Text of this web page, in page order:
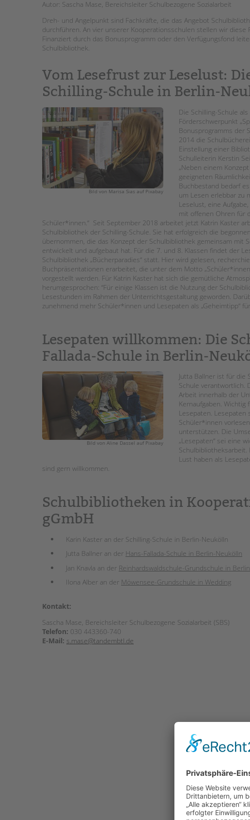
STADTTEILARBEIT
Autor: Sascha Mase, Bereichsleiter Schulbezogene Sozialarbeit
Dreh- und Angelpunkt sind Fachkräfte, die das Angebot
durchführen. An vier unserer Kooperationsschulen stellen wir diese
Finanziert durch das Bonusprogramm oder den Verfügungsfond
Schulbibliothek.
Vom Lesefrust zur Leselust:
Schilling-Schule in Berlin-
Bild von Marisa Sias auf Pixabay
Die Schilling-Schule
Förderschwerpunkt
Bonusprogramms der
2014 die
Einstellung einer
Schulleiterin Kerstin
„Neben einem
geeigneten
Buchbestand bedarf
um Lesen erlebbar zu
Leselust, eine
mit offenen Ohren für
Schüler*innen.“ Seit September 2018 arbeitet jetzt Katrin Kaster
Schulbibliothek der Schilling-Schule. Sie hat erfolgreich die
übernommen, die das Konzept der Schulbibliothek gemeinsam mit
entwickelt und aufgebaut hat. Für die 7. und 8. Klassen findet der
Schulbibliothek „Bücherparadies“ statt. Hier wird gelesen,
Buchpräsentationen erarbeitet, die unter dem Motto
vorgestellt werden. Für Katrin Kaster hat sich die gemütliche
herumgesprochen: “Für einige Klassen ist die Nutzung der
Lesestunden im Rahmen der Unterrichtsgestaltung geworden.
zunehmend mehr Schüler*innen und Lesepaten als „Geheimtipp“
Lesepaten willkommen: Die
Fallada-Schule in Berlin-
Bild von Aline Dassel auf Pixabay
Jutta Ballner ist für die
Schule verantwortlich.
Arbeit innerhalb der
Kernaufgaben.
Lesepaten. Lesepaten
Schüler*innen
unterstützen. Die
„Lesepaten“ sei eine
Lust haben als
sind gern willkommen.
Schulbibliotheken in
gGmbH
Karin Kaster an der Schilling-Schule in Berlin-Neukölln
Jutta Ballner an der Hans-Fallada-Schule in Berlin-Neukölln
Jan Knavla an der Reinhardswaldschule-Grundschule in
Ilona Alber an der Möwensee-Grundschule in Wedding
Kontakt:
Sascha Mase, Bereichsleiter Schulbezogene Sozialarbeit (SBS)
Telefon: 030 443360-740
E-Mail: s.mase@tandembtl.de